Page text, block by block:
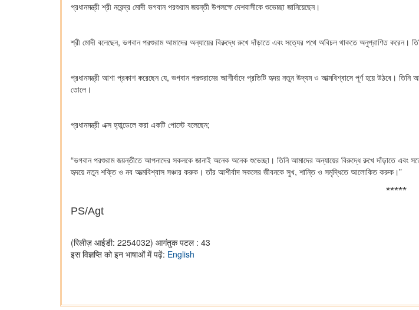
প্রধানমন্ত্রী শ্রী নরেন্দ্র মোদী ভগবান পরশুরাম জয়ন্তী উপলক্ষে দেশবাসীকে শুভেচ্ছা জানিয়েছেন।
শ্রী মোদী বলেছেন, ভগবান পরশুরাম আমাদের অন্যায়ের বিরুদ্ধে রুখে দাঁড়াতে এবং সত্যের পথে অবিচল থাকতে অনুপ্রাণিত করেন।
প্রধানমন্ত্রী আশা প্রকাশ করেছেন যে, ভগবান পরশুরামের আশীর্বাদে প্রতিটি হৃদয় নতুন উদ্যম ও আত্মবিশ্বাসে পূর্ণ হয়ে উঠবে।
তোলে।
প্রধানমন্ত্রী এক্স হ্যান্ডেলে করা একটি পোস্টে বলেছেন;
“ভগবান পরশুরাম জয়ন্তীতে আপনাদের সকলকে জানাই অনেক অনেক শুভেচ্ছা। তিনি আমাদের অন্যায়ের বিরুদ্ধে রুখে দাঁড়াতে এবং
হৃদয়ে নতুন শক্তি ও নব আত্মবিশ্বাস সঞ্চার করুক। তাঁর আশীর্বাদ সকলের জীবনকে সুখ, শান্তি ও সমৃদ্ধিতে আলোকিত করুক।”
*****
PS/Agt
(रिलीज़ आईडी: 2254032) आगंतुक पटल : 43
इस विज्ञप्ति को इन भाषाओं में पढ़ें: English